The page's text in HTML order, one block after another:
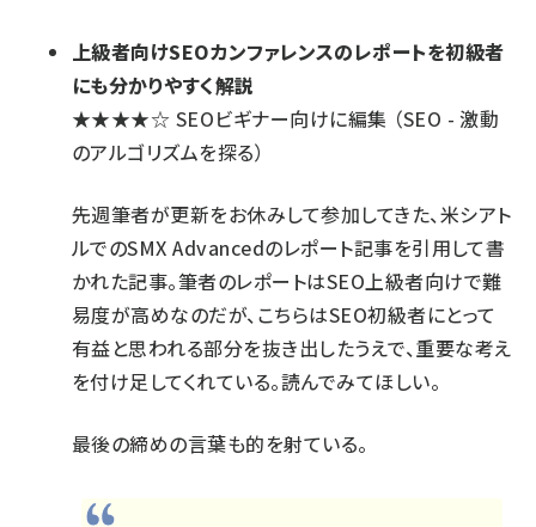
上級者向けSEOカンファレンスのレポートを初級者
にも分かりやすく解説
★★★★☆ SEOビギナー向けに編集 （SEO - 激動
のアルゴリズムを探る）
先週筆者が更新をお休みして参加してきた、米シアト
ルでのSMX Advancedのレポート記事を引用して書
かれた記事。筆者のレポートはSEO上級者向けで難
易度が高めなのだが、こちらはSEO初級者にとって
有益と思われる部分を抜き出したうえで、重要な考え
を付け足してくれている。読んでみてほしい。
最後の締めの言葉も的を射ている。